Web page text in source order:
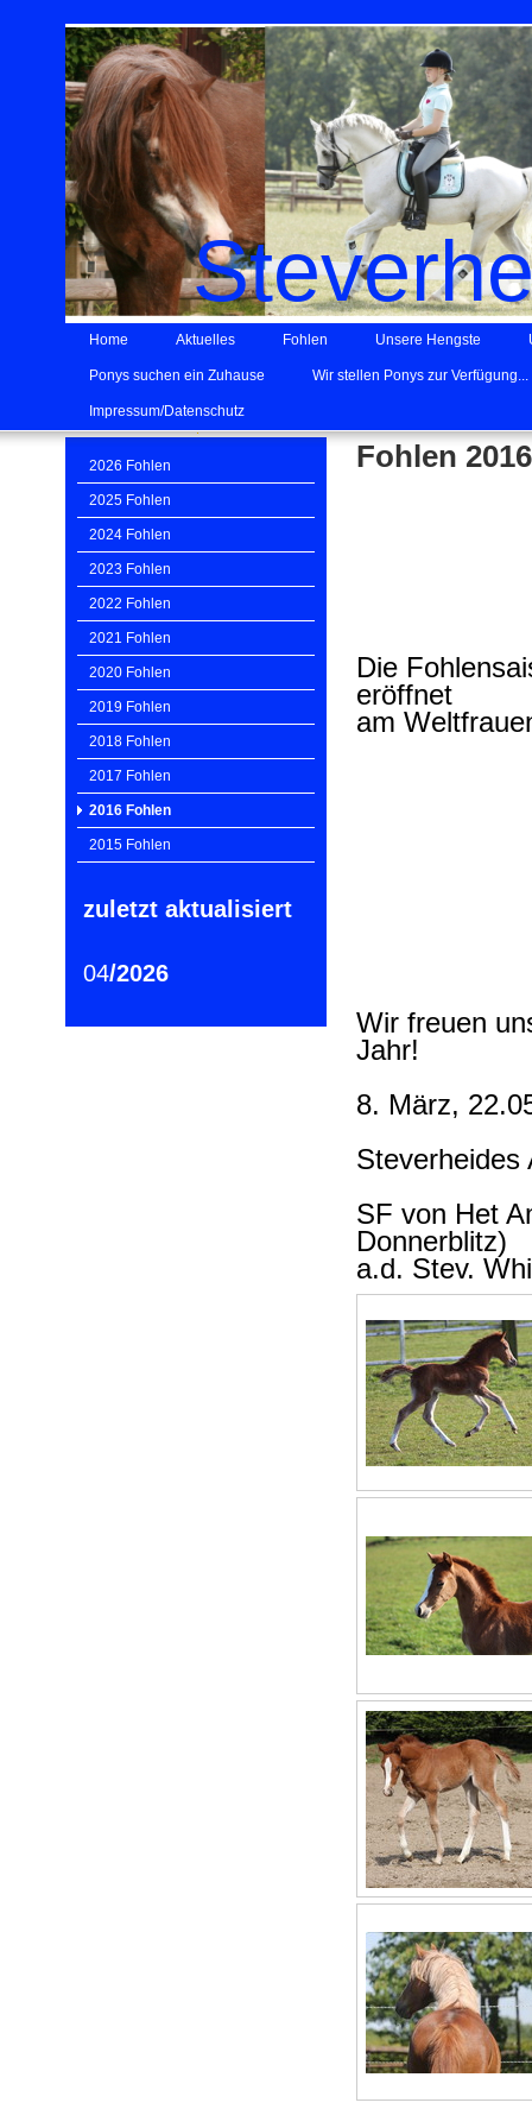
Home Aktuelles Fohlen Unsere Hengste
Ponys suchen ein Zuhause Wir stellen Ponys zur Verfügung...
Impressum/Datenschutz
2026 Fohlen
2025 Fohlen
2024 Fohlen
2023 Fohlen
2022 Fohlen
2021 Fohlen
2020 Fohlen
2019 Fohlen
2018 Fohlen
2017 Fohlen
2016 Fohlen
2015 Fohlen
zuletzt aktualisiert
04/2026
Fohlen
Die
eröffnet
am
Wir freuen
Jahr!
8. März,
Steverheides
SF von Het
Donnerblitz)
a.d. Stev.